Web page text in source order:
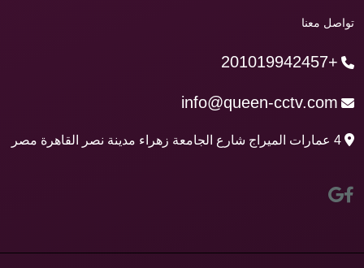
تواصل معنا
+201019942457
info@queen-cctv.com
4 عمارات الميراج شارع الجامعة زهراء مدينة نصر القاهرة مصر